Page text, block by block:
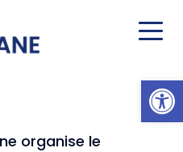
organise le